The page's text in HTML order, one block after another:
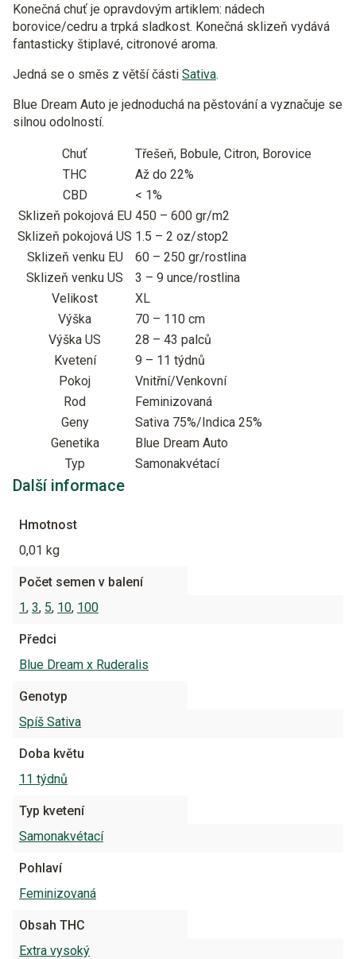
Konečná chuť je opravdovým artiklem: nádech
borovice/cedru a trpká sladkost. Konečná sklizeň vydává
fantasticky štiplavé, citronové aroma.
Jedná se o směs z větší části Sativa.
Blue Dream Auto je jednoduchá na pěstování a vyznačuje se
silnou odolností.
Chuť
Třešeň, Bobule, Citron, Borovice
THC
Až do 22%
CBD
< 1%
Sklizeň pokojová EU 450 – 600 gr/m2
Sklizeň pokojová US 1.5 – 2 oz/stop2
Sklizeň venku EU
60 – 250 gr/rostlina
Sklizeň venku US
3 – 9 unce/rostlina
Velikost
XL
Výška
70 – 110 cm
Výška US
28 – 43 palců
Kvetení
9 – 11 týdnů
Pokoj
Vnitřní/Venkovní
Rod
Feminizovaná
Geny
Sativa 75%/Indica 25%
Genetika
Blue Dream Auto
Typ
Samonakvétací
Další informace
Hmotnost
0,01 kg
Počet semen v balení
1, 3, 5, 10, 100
Předci
Blue Dream x Ruderalis
Genotyp
Spíš Sativa
Doba květu
11 týdnů
Typ kvetení
Samonakvétací
Pohlaví
Feminizovaná
Obsah THC
Extra vysoký